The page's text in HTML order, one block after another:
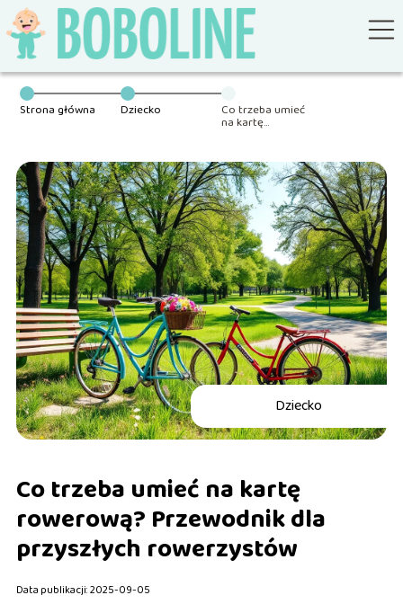
Strona główna Dziecko Co trzeba umieć
na kartę
przyszłych
rowerzystów
Dziecko
Co trzeba umieć na kartę
rowerową? Przewodnik dla
przyszłych rowerzystów
Data publikacji: 2025-09-05